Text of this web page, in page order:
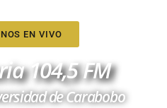
EN VIVO
104,5 FM
de Carabobo